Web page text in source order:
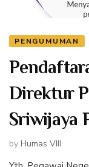
PENGUMUMAN
Direktur
Sriwijaya
by Humas VIII